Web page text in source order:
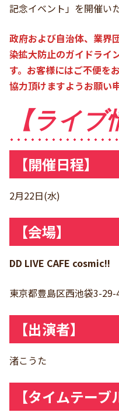
記念イベント」を開催い
政府および自治体、業界
染拡大防止のガイドライ
す。お客様にはご不便を
協力頂けますようお願い
【ライブ
【開催日程】
2月22日(水)
【会場】
DD LIVE CAFE cosmic!!
東京都豊島区西池袋3-
【出演者】
渚こうた
【タイムテーブ